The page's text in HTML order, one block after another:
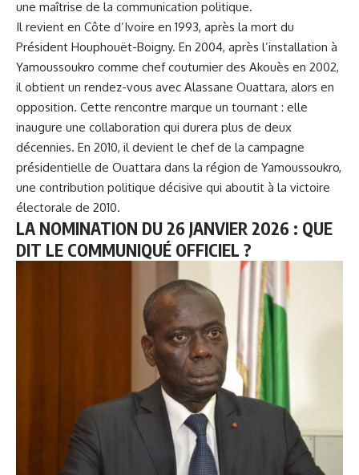
une maîtrise de la communication politique.
Il revient en Côte d’Ivoire en 1993, après la mort du
Président Houphouët-Boigny. En 2004, après l’installation à
Yamoussoukro comme chef coutumier des Akouès en 2002,
il obtient un rendez-vous avec Alassane Ouattara, alors en
opposition. Cette rencontre marque un tournant : elle
inaugure une collaboration qui durera plus de deux
décennies. En 2010, il devient le chef de la campagne
présidentielle de Ouattara dans la région de Yamoussoukro,
une contribution politique décisive qui aboutit à la victoire
électorale de 2010.
LA NOMINATION DU 26 JANVIER 2026 : QUE
DIT LE COMMUNIQUÉ OFFICIEL ?